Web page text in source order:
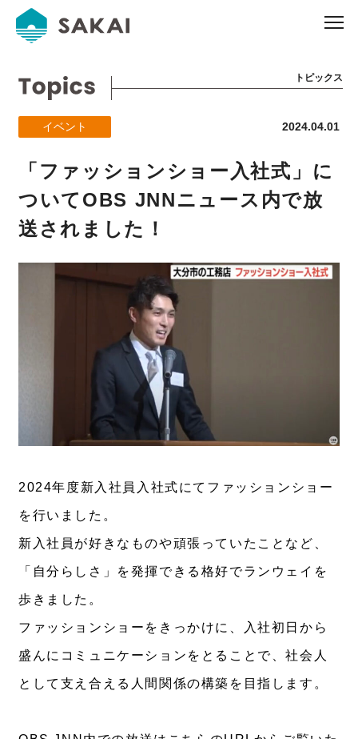
トピックス
イベント 2024.04.01
「ファッションショー入社式」に
ついてOBS JNNニュース内で放
送されました！
2024年度新入社員入社式にてファッションショー
を行いました。
新入社員が好きなものや頑張っていたことなど、
「自分らしさ」を発揮できる格好でランウェイを
歩きました。
ファッションショーをきっかけに、入社初日から
盛んにコミュニケーションをとることで、社会人
として支え合える人間関係の構築を目指します。